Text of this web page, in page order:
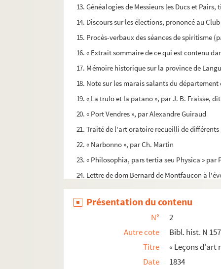
13. Généalogies de Messieurs les Ducs et
14. Discours sur les élections, prononcé au
15. Procès-verbaux des séances de spiritisme
16. « Extrait sommaire de ce qui est contenu
17. Mémoire historique sur la province de
18. Note sur les marais salants du
19. « La trufo et la patano », par J. B. Fraisse,
20. « Port Vendres », par Alexandre Guiraud
21. Traité de l'art oratoire recueilli de différents
22. « Narbonno », par Ch. Martin
23. « Philosophia, pars tertia seu Physica » par
24. Lettre de dom Bernard de Montfaucon à
25. « Le semen-contra de Monréal ou le
26. « Le bal interromput », pièce en vers
27. « Philosophia, pars tertia seu Moralis »,
28. Évangéliaire à l'usage du chapitre
29. Mémoire historique et politique sur la
Présentation du contenu
N°
2
Autre cote
Bibl. hist. N
Titre
« Leçons d'art
Date
1834